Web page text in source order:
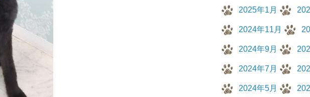
2025年1月
2024年11月
2024年9月
2024年7月
2024年5月